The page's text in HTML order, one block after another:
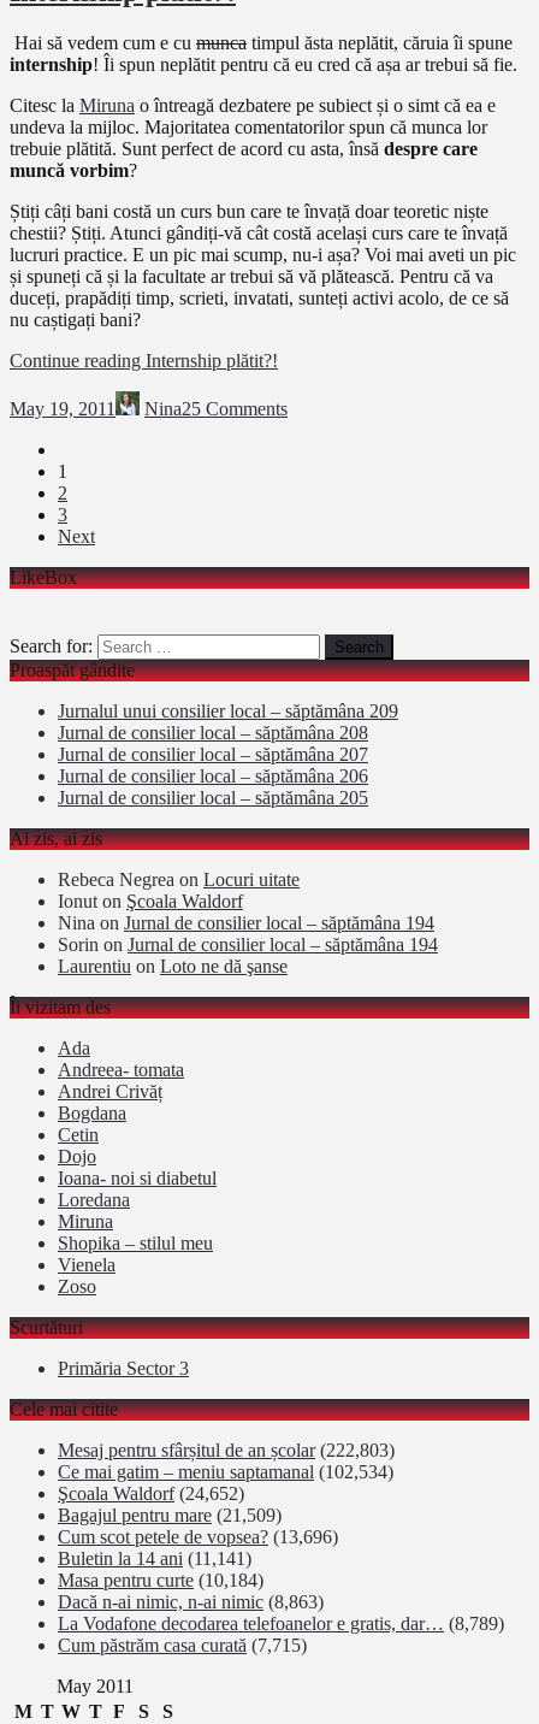
Hai să vedem cum e cu munca timpul ăsta neplătit, căruia îi spune
internship! Îi spun neplătit pentru că eu cred că așa ar trebui să fie.
Citesc la Miruna o întreagă dezbatere pe subiect și o simt că ea e
undeva la mijloc. Majoritatea comentatorilor spun că munca lor
trebuie plătită. Sunt perfect de acord cu asta, însă despre care
muncă vorbim?
Știți câți bani costă un curs bun care te învață doar teoretic niște
chestii? Știți. Atunci gândiți-vă cât costă același curs care te învață
lucruri practice. E un pic mai scump, nu-i așa? Voi mai aveti un pic
și spuneți că și la facultate ar trebui să vă plătească. Pentru că va
duceți, prapădiți timp, scrieti, invatati, sunteți activi acolo, de ce să
nu caștigați bani?
Continue reading Internship plătit?!
May 19, 2011 Nina25 Comments
1
2
3
Next
LikeBox
Search for:
Proaspăt gândite
Jurnalul unui consilier local – săptămâna 209
Jurnal de consilier local – săptămâna 208
Jurnal de consilier local – săptămâna 207
Jurnal de consilier local – săptămâna 206
Jurnal de consilier local – săptămâna 205
Ai zis, ai zis
Rebeca Negrea on Locuri uitate
Ionut on Şcoala Waldorf
Nina on Jurnal de consilier local – săptămâna 194
Sorin on Jurnal de consilier local – săptămâna 194
Laurentiu on Loto ne dă şanse
Îi vizitam des
Ada
Andreea- tomata
Andrei Crivăț
Bogdana
Cetin
Dojo
Ioana- noi si diabetul
Loredana
Miruna
Shopika – stilul meu
Vienela
Zoso
Scurtături
Primăria Sector 3
Cele mai citite
Mesaj pentru sfârșitul de an școlar (222,803)
Ce mai gatim – meniu saptamanal (102,534)
Şcoala Waldorf (24,652)
Bagajul pentru mare (21,509)
Cum scot petele de vopsea? (13,696)
Buletin la 14 ani (11,141)
Masa pentru curte (10,184)
Dacă n-ai nimic, n-ai nimic (8,863)
La Vodafone decodarea telefoanelor e gratis, dar… (8,789)
Cum păstrăm casa curată (7,715)
May 2011
M T W T F S
S